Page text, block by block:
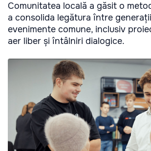
Comunitatea locală a găsit o
a consolida legătura între
evenimente comune, inclusiv
aer liber și întâlniri dialogice.